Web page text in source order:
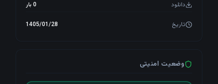
دانلود 0 بار
تاریخ 1405/01/28
وضعیت امنیتی